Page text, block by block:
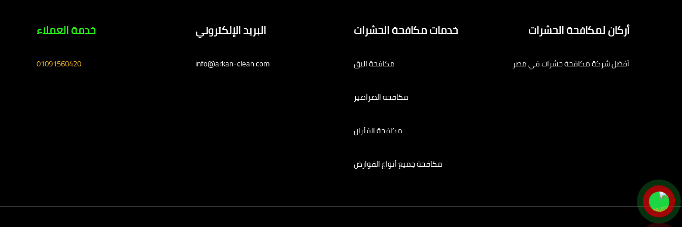
أركان لمكافحة الحشرات
أفضل شركة مكافحة حشرات في مصر
خدمات مكافحة الحشرات
مكافحة البق
مكافحة الصراصير
مكافحة الفئران
مكافحة جميع أنواع القوارض
البريد الإلكتروني
info@arkan-clean.com
خدمة العملاء
01091560420